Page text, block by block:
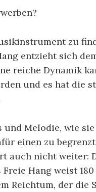
zu
entzieht sich
reiche Dynamik
und es hat die
und Melodie, wie
einen zu
auch nicht weiter:
Hang weist
Reichtum, der die